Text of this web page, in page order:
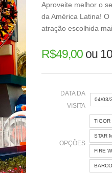
Aproveite melhor o
da América Latina!
atração escolhida
R$49,00ou
DATA DA
VISITA
04/03/
«
D
OPÇÕES
TIGOR
STAR
FIRE